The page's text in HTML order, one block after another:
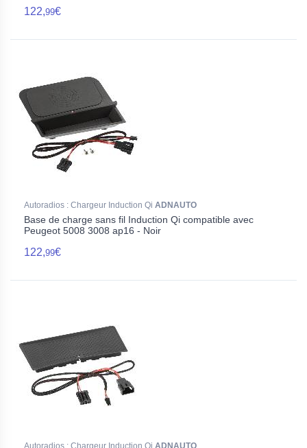
122,99€
Autoradios : Chargeur Induction Qi ADNAUTO
Base de charge sans fil Induction Qi compatible avec
Peugeot 5008 3008 ap16 - Noir
122,99€
Autoradios : Chargeur Induction Qi ADNAUTO